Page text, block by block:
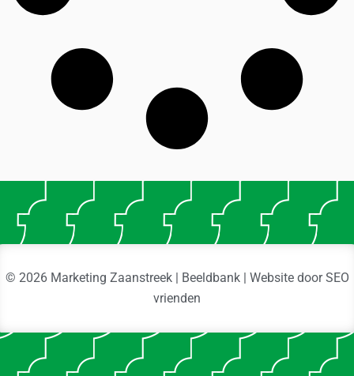
© 2026 Marketing Zaanstreek | Beeldbank | Website doorSEO
vrienden